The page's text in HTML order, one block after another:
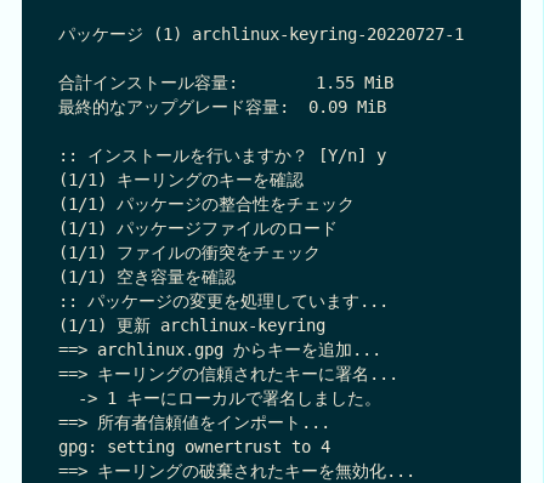
パッケージ (1) archlinux-keyring-20220727-1
合計インストール容量:        1.55 MiB
最終的なアップグレード容量:  0.09 MiB
:: インストールを行いますか？ [Y/n] y
(1/1) キーリングのキーを確認
(1/1) パッケージの整合性をチェック
(1/1) パッケージファイルのロード
(1/1) ファイルの衝突をチェック
(1/1) 空き容量を確認
:: パッケージの変更を処理しています...
(1/1) 更新 archlinux-keyring
==> archlinux.gpg からキーを追加...
==> キーリングの信頼されたキーに署名...
  -> 1 キーにローカルで署名しました。
==> 所有者信頼値をインポート...
gpg: setting ownertrust to 4
==> キーリングの破棄されたキーを無効化...